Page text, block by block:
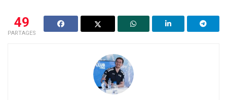
49
PARTAGES